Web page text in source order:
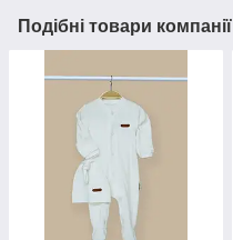
Подібні товари компанії